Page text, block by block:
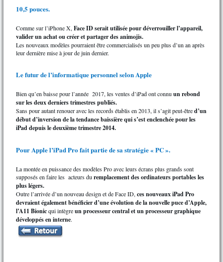
10,5 pouces.
Comme sur l’iPhone X, Face ID serait utilisée pour déverrouiller l’appareil,
valider un achat ou créer et partager des animojis.
Les nouveaux modèles pourraient être commercialisés un peu plus d’un an après
leur dernière mise à jour de juin dernier.
Le futur de l’informatique personnel selon Apple
Bien qu’en baisse pour l’année 2017, les ventes d’iPad ont connu un rebond
sur les deux derniers trimestres publiés.
Sans pour autant renouer avec les records établis en 2013, il s’agit peut-êtred’un
début d’inversion de la tendance baissière qui s’est enclenchée pour les
iPad depuis le deuxième trimestre 2014.
Pour Apple l’iPad Pro fait partie de sa stratégie « PC ».
La montée en puissance des modèles Pro avec leurs écrans plus grands sont
supposés en faire les acteurs du remplacement des ordinateurs portables les
plus légers.
Outre l’arrivée d’un nouveau design et de Face ID, ces nouveaux iPad Pro
devraient également bénéficier d’une évolution de la nouvelle puce d’Apple,
l’A11 Bionicqui intègreun processeur central et un processeur graphique
développés en interne.